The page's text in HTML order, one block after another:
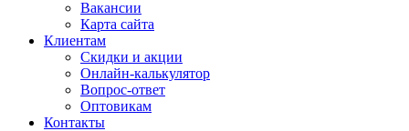
Вакансии
Карта сайта
Клиентам
Скидки и акции
Онлайн-калькулятор
Вопрос-ответ
Оптовикам
Контакты